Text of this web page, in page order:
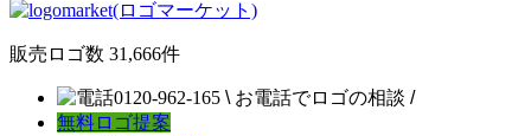
販売ロゴ数 31,666件
0120-962-165 \ お電話でロゴの相談 /
無料ロゴ提案